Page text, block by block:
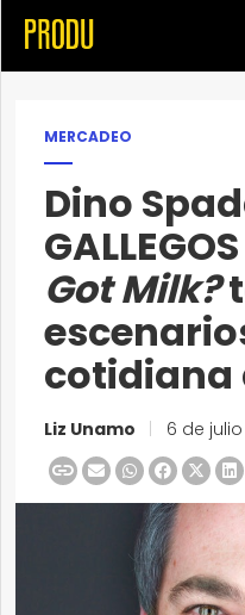
MERCADEO
Dino
Got Milk?
cotidiana
Liz Unamo 6 de julio